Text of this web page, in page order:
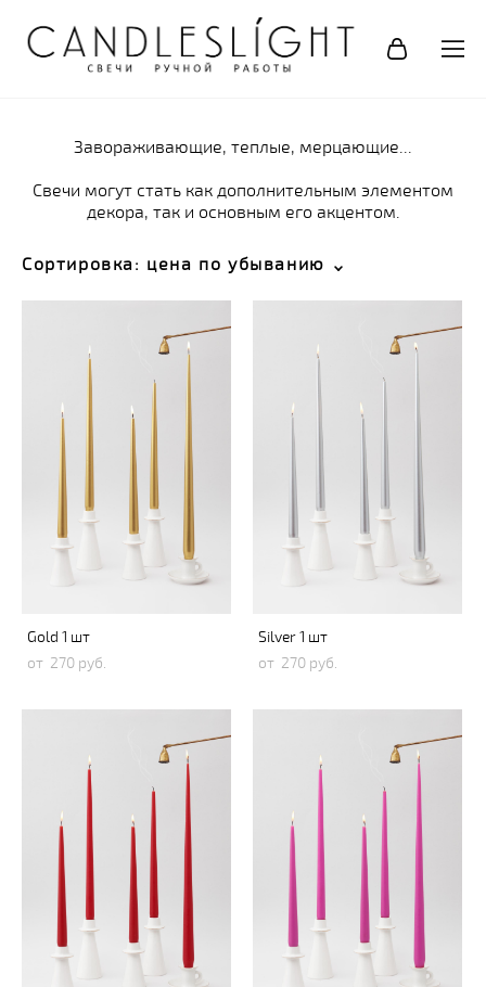
Завораживающие, теплые, мерцающие...
Свечи могут стать как дополнительным элементом
декора, так и основным его акцентом.
Сортировка: цена по убыванию
Gold 1 шт
от 270 pуб.
Silver 1 шт
от 270 pуб.